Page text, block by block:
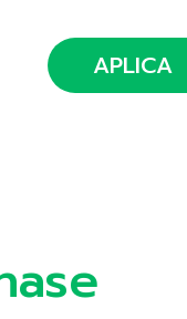
APLICA